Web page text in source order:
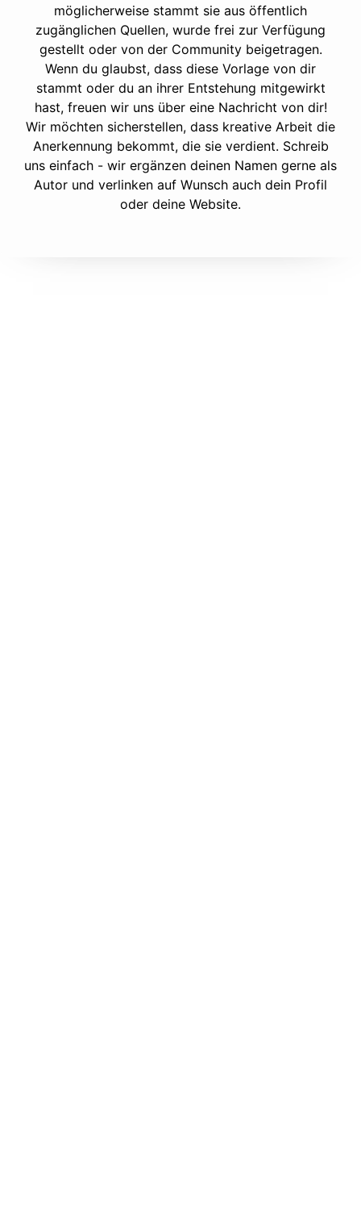
möglicherweise stammt sie aus öffentlich
zugänglichen Quellen, wurde frei zur Verfügung
gestellt oder von der Community beigetragen.
Wenn du glaubst, dass diese Vorlage von dir
stammt oder du an ihrer Entstehung mitgewirkt
hast, freuen wir uns über eine Nachricht von dir!
Wir möchten sicherstellen, dass kreative Arbeit die
Anerkennung bekommt, die sie verdient. Schreib
uns einfach - wir ergänzen deinen Namen gerne als
Autor und verlinken auf Wunsch auch dein Profil
oder deine Website.